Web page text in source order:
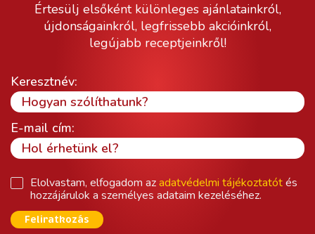
Értesülj elsőként különleges ajánlatainkról,
újdonságainkról, legfrissebb akcióinkról,
legújabb receptjeinkről!
Keresztnév:
E-mail cím:
Elolvastam, elfogadom azadatvédelmi tájékoztatótés
hozzájárulok a személyes adataim kezeléséhez.
Feliratkozás